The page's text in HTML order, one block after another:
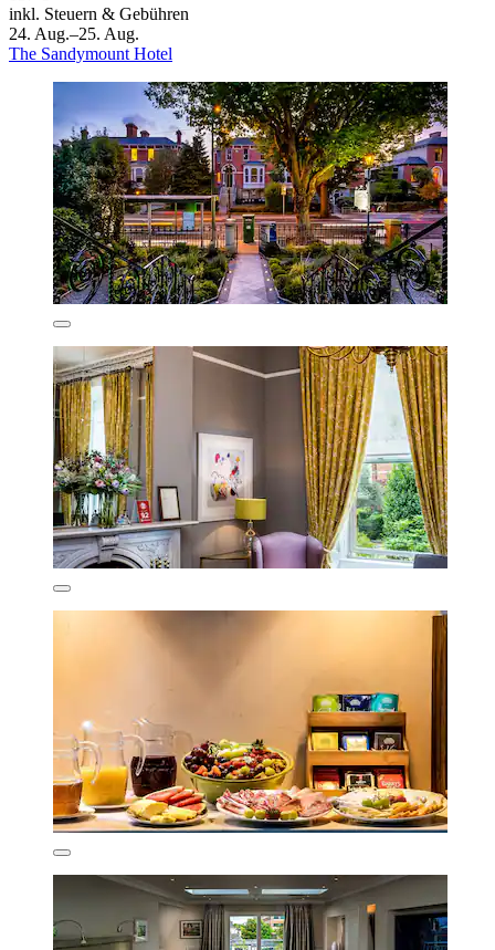
inkl. Steuern & Gebühren
24. Aug.–25. Aug.
The Sandymount Hotel